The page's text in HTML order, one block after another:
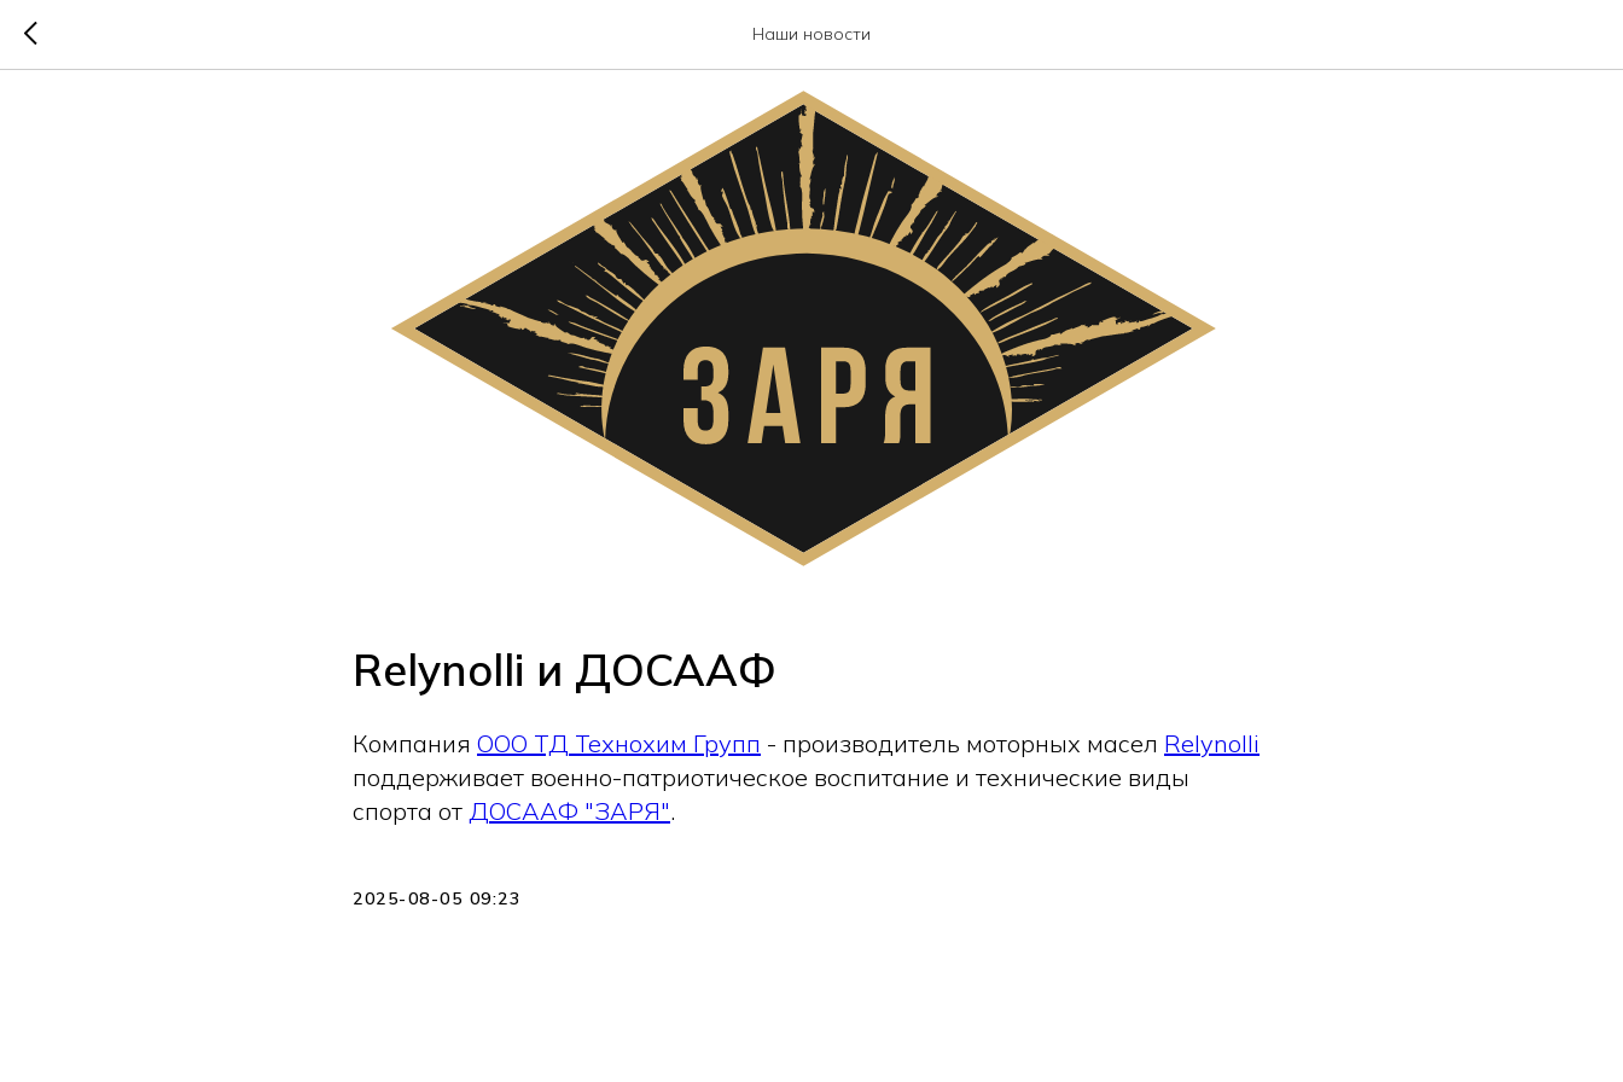
Наши новости
Relynolli и ДОСААФ
Компания ООО ТД Технохим Групп - производитель моторных масел Relynolli
поддерживает военно-патриотическое воспитание и технические виды
спорта от ДОСААФ "ЗАРЯ".
2025-08-05 09:23